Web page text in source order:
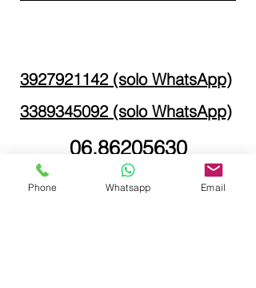
3927921142 (solo WhatsApp)
3389345092 (solo WhatsApp)
06.86205630
Phone Whatsapp Email